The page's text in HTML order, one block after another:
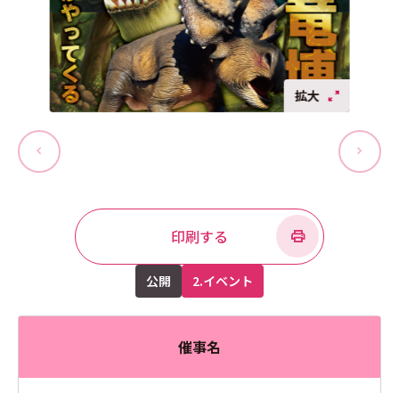
拡大
公開 2.イベント
印刷する
催事名